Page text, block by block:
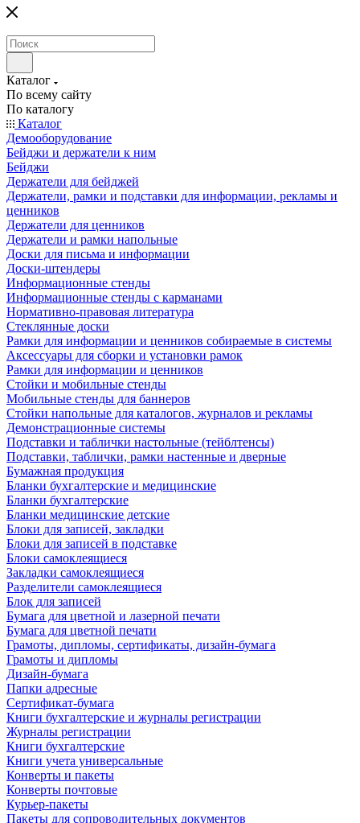
Каталог
По всему сайту
По каталогу
Каталог
Демооборудование
Бейджи и держатели к ним
Бейджи
Держатели для бейджей
Держатели, рамки и подставки для информации, рекламы и
ценников
Держатели для ценников
Держатели и рамки напольные
Доски для письма и информации
Доски-штендеры
Информационные стенды
Информационные стенды с карманами
Нормативно-правовая литература
Стеклянные доски
Рамки для информации и ценников собираемые в системы
Аксессуары для сборки и установки рамок
Рамки для информации и ценников
Стойки и мобильные стенды
Мобильные стенды для баннеров
Стойки напольные для каталогов, журналов и рекламы
Демонстрационные системы
Подставки и таблички настольные (тейблтенсы)
Подставки, таблички, рамки настенные и дверные
Бумажная продукция
Бланки бухгалтерские и медицинские
Бланки бухгалтерские
Бланки медицинские детские
Блоки для записей, закладки
Блоки для записей в подставке
Блоки самоклеящиеся
Закладки самоклеящиеся
Разделители самоклеящиеся
Блок для записей
Бумага для цветной и лазерной печати
Бумага для цветной печати
Грамоты, дипломы, сертификаты, дизайн-бумага
Грамоты и дипломы
Дизайн-бумага
Папки адресные
Сертификат-бумага
Книги бухгалтерские и журналы регистрации
Журналы регистрации
Книги бухгалтерские
Книги учета универсальные
Конверты и пакеты
Конверты почтовые
Курьер-пакеты
Пакеты для сопроводительных документов